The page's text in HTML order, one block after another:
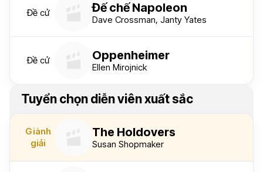
Đề cử Đế chế Napoleon
Dave Crossman, Janty Yates
Đề cử Oppenheimer
Ellen Mirojnick
Tuyển chọn diễn viên xuất sắc
Giành
giải
The Holdovers
Susan Shopmaker